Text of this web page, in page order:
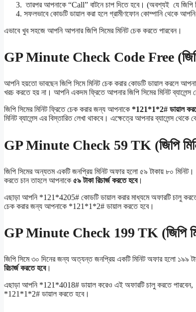
তারপর আপনাকে “Call” বাটনে চাপ দিতে হবে। (অবশ্যই যে জিপি
সফলভাবে কোডটি ডায়াল করা হলে গ্রামীণফোন কোম্পানি থেকে আপনি
এভাবে খুব সহজে আপনি আপনার জিপি সিমের মিনিট চেক করতে পারবেন।
GP Minute Check Code Free (জিপি
আপনি হয়তো ভাবছেন জিপি সিমে মিনিট চেক করার কোডটি ডায়াল করলে
খরচ করতে হয় না। আপনি একদম ফ্রিতে আপনার জিপি সিমের মিনিট ব্যালেন্স
জিপি সিমের মিনিট ফ্রিতে চেক করার জন্য আপনাকে *121*1*2# ডায়াল
মিনিট ব্যালেন্স এর বিস্তারিত লেখা থাকবে। এক্ষেত্রে আপনার ব্যালেন্স থেকে
GP Minute Check 59 TK (জিপি
জিপি সিমের অন্যতম একটি জনপ্রিয় মিনিট অফার হলো ৫৯ টাকায় ৮০
করতে চান তাহলে আপনাকে ৫৯ টাকা রিচার্জ করতে হবে।
এছাড়া আপনি *121*4205# কোডটি ডায়াল করার মাধ্যমে অফারটি চালু
চেক করার জন্য আপনাকে *121*1*2# ডায়াল করতে হবে।
GP Minute Check 199 TK (জিপি
জিপি সিমে ৩০ দিনের জন্য অত্যন্ত জনপ্রিয় একটি মিনিট অফার হলো ১৯৯
রিচার্জ করতে হবে।
এছাড়া আপনি *121*4018# ডায়াল করেও এই অফারটি চালু করতে পারবেন,
*121*1*2# ডায়াল করতে হবে।